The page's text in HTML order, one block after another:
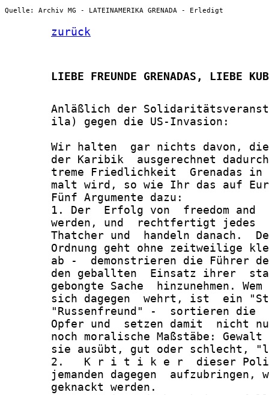
Quelle: Archiv MG - LATEINAMERIKA GRENADA - Erledigt
zurück
LIEBE FREUNDE GRENADAS, LIEBE
Anläßlich der
       ila) gegen die US-Invasion:
Wir halten  gar nichts davon,
der Karibik  ausgerechnet
treme Friedlichkeit  Grenadas
malt wird, so wie Ihr das auf
       Fünf Argumente dazu:
1. Der  Erfolg von  freedom and
werden, und  rechtfertigt jedes
Thatcher und  handeln danach.
Ordnung geht ohne zeitweilige
ab -  demonstrieren die Führer
den geballten  Einsatz ihrer
gebongte Sache  hinzunehmen.
sich dagegen  wehrt, ist  ein
"Russenfreund" -  sortieren die
Opfer und  setzen damit  nicht
noch moralische Maßstäbe:
sie ausübt, gut oder schlecht,
2.   K r i t i k e r  dieser
jemanden dagegen  aufzubringen,
       geknackt werden.